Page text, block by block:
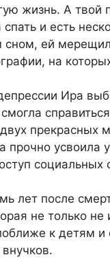
жизнь. А твой
и есть
сном, ей
на
Ира
прекрасных
прочно усвоила
социальных
лет после
не только
к детям